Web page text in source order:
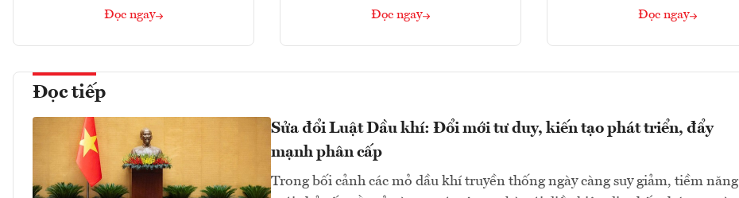
Đọc ngay Đọc ngay Đọc ngay
Đọc tiếp
Sửa đổi Luật Dầu khí: Đổi mới tư duy, kiến tạo phát triển, đẩy
mạnh phân cấp
Trong bối cảnh các mỏ dầu khí truyền thống ngày càng suy giảm, tiềm năng